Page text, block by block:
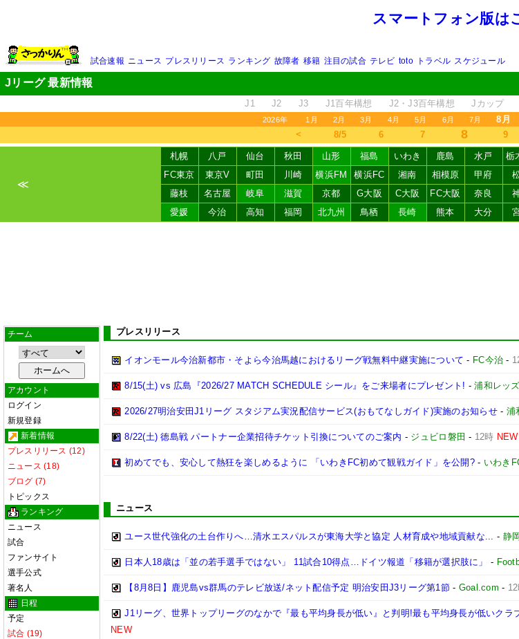
スマートフォン版は
試合速報 ニュース プレスリリース ランキング 故障者 移籍 注目の試合 テレビ toto トラベル スケジュール
Jリーグ 最新情報
J1 J2 J3 J1百年構想 J2・J3百年構想 Jカップ
2026年 1月 2月 3月 4月 5月 6月 7月 8月
＜ 8/5 6 7 8 9
≪
札幌 八戸 仙台 秋田 山形 福島 いわき 鹿島 水戸 栃
FC東京
東京V 町田 川崎 横浜FM 横浜FC 湘南 相模原 甲府
藤枝
名古屋 岐阜 滋賀 京都 G大阪 C大阪 FC大阪 奈良
愛媛
今治 高知 福岡 北九州 鳥栖 長崎 熊本 大分
チーム
アカウント
ログイン
新規登録
新着情報
プレスリリース (12)
ニュース (18)
ブログ (7)
トピックス
ランキング
ニュース
試合
ファンサイト
選手公式
著名人
日程
予定
試合 (19)
プレスリリース
イオンモール今治新都市・そよら今治馬越におけるリーグ戦無料中継実施について - FC今治 -
8/15(土) vs 広島『2026/27 MATCH SCHEDULE シール』をご来場者にプレゼント! -浦和レッズ
2026/27明治安田J1リーグ スタジアム実況配信サービス(おもてなしガイド)実施のお知らせ- 浦
8/22(土) 徳島戦 パートナー企業招待チケット引換についてのご案内 - ジュビロ磐田 - 12時 NEW
初めてでも、安心して熱狂を楽しめるように 「いわきFC初めて観戦ガイド」を公開?- いわき
ニュース
ユース世代強化の土台作りへ…清水エスパルスが東海大学と協定 人材育成や地域貢献な... - 静
日本人18歳は「並の若手選手ではない」 11試合10得点…ドイツ報道「移籍が選択肢に」 -
【8月8日】鹿児島vs群馬のテレビ放送/ネット配信予定 明治安田J3リーグ第1節 - Goal.com -
J1リーグ、世界トップリーグのなかで『最も平均身長が低い』と判明!最も平均身長が低いクラ
NEW